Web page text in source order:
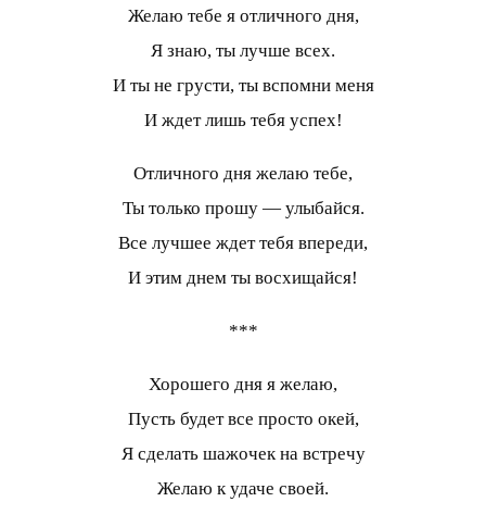
Желаю тебе я отличного дня,
Я знаю, ты лучше всех.
И ты не грусти, ты вспомни меня
И ждет лишь тебя успех!
Отличного дня желаю тебе,
Ты только прошу — улыбайся.
Все лучшее ждет тебя впереди,
И этим днем ты восхищайся!
***
Хорошего дня я желаю,
Пусть будет все просто окей,
Я сделать шажочек на встречу
Желаю к удаче своей.